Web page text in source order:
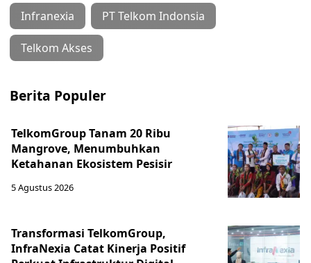
Infranexia PT Telkom Indonsia
Telkom Akses
Berita Populer
TelkomGroup Tanam 20 Ribu
Mangrove, Menumbuhkan
Ketahanan Ekosistem Pesisir
5 Agustus 2026
Transformasi TelkomGroup,
InfraNexia Catat Kinerja Positif